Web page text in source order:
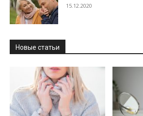
15.12.2020
Новые статьи